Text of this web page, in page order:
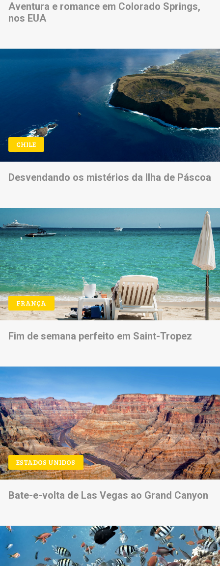
Aventura e romance em Colorado Springs,
nos EUA
CHILE
Desvendando os mistérios da Ilha de Páscoa
FRANÇA
Fim de semana perfeito em Saint-Tropez
ESTADOS UNIDOS
Bate-e-volta de Las Vegas ao Grand Canyon